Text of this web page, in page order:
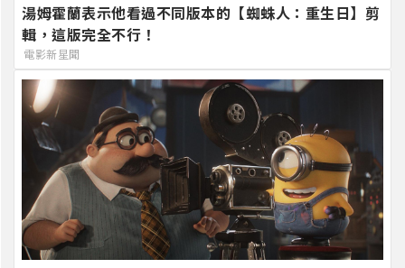
湯姆霍蘭表示他看過不同版本的【蜘蛛人：重生日】剪
輯，這版完全不行！
電影新星聞